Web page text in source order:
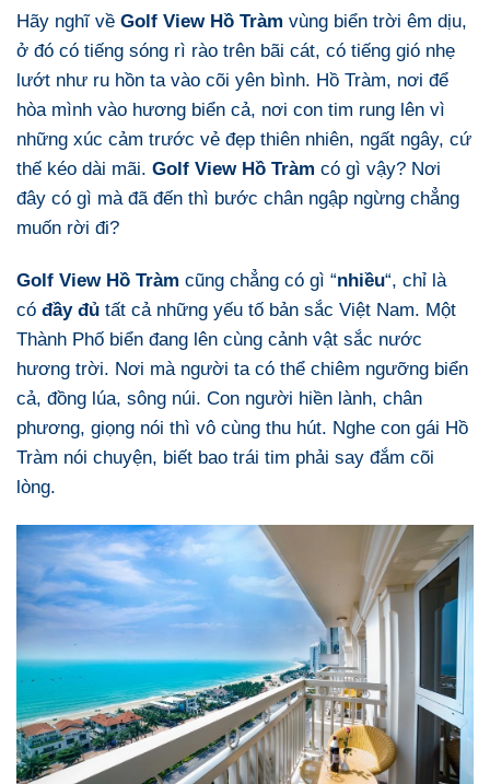
Hãy nghĩ về Golf View Hồ Tràm vùng biển trời êm dịu,
ở đó có tiếng sóng rì rào trên bãi cát, có tiếng gió nhẹ
lướt như ru hồn ta vào cõi yên bình. Hồ Tràm, nơi để
hòa mình vào hương biển cả, nơi con tim rung lên vì
những xúc cảm trước vẻ đẹp thiên nhiên, ngất ngây, cứ
thế kéo dài mãi. Golf View Hồ Tràm có gì vậy? Nơi
đây có gì mà đã đến thì bước chân ngập ngừng chẳng
muốn rời đi?
Golf View Hồ Tràm cũng chẳng có gì “nhiều“, chỉ là
có đầy đủ tất cả những yếu tố bản sắc Việt Nam. Một
Thành Phố biển đang lên cùng cảnh vật sắc nước
hương trời. Nơi mà người ta có thể chiêm ngưỡng biển
cả, đồng lúa, sông núi. Con người hiền lành, chân
phương, giọng nói thì vô cùng thu hút. Nghe con gái Hồ
Tràm nói chuyện, biết bao trái tim phải say đắm cõi
lòng.